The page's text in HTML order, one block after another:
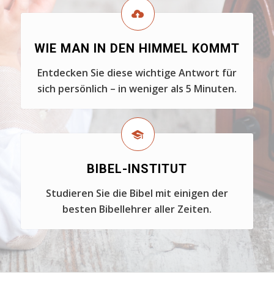
WIE MAN IN DEN HIMMEL KOMMT
Entdecken Sie diese wichtige Antwort für
sich persönlich – in weniger als 5 Minuten.
BIBEL-INSTITUT
Studieren Sie die Bibel mit einigen der
besten Bibellehrer aller Zeiten.